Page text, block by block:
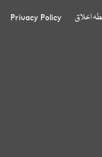
اخلاق Privacy Policy